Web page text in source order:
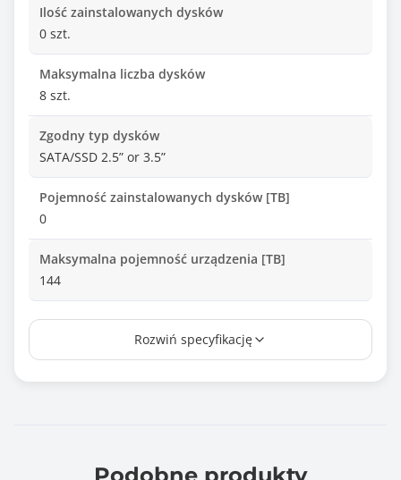
Ilość zainstalowanych dysków
0 szt.
Maksymalna liczba dysków
8 szt.
Zgodny typ dysków
SATA/SSD 2.5” or 3.5”
Pojemność zainstalowanych dysków [TB]
0
Maksymalna pojemność urządzenia [TB]
144
Zainstalowany procesor
AMD Ryzen V1500B
Typ procesora
Rozwiń specyfikację